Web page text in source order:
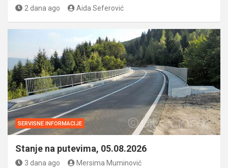
2 dana ago Aida Seferović
SERVISNE INFORMACIJE
Stanje na putevima, 05.08.2026
3 dana ago Mersima Muminović